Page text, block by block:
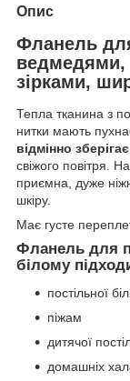
Опис
Фланель
ведмедями,
зірками,
Тепла тканина з
нитки мають
відмінно
свіжого повітря.
приємна, дуже
шкіру.
Має густе
Фланель для
білому
постільної
піжам
дитячої
домашніх